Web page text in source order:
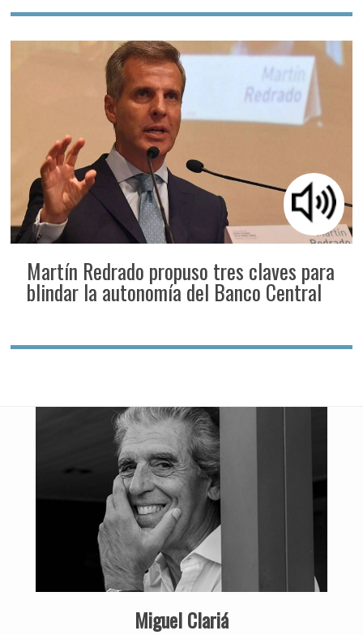
Martín Redrado propuso tres claves para
blindar la autonomía del Banco Central
Miguel Clariá